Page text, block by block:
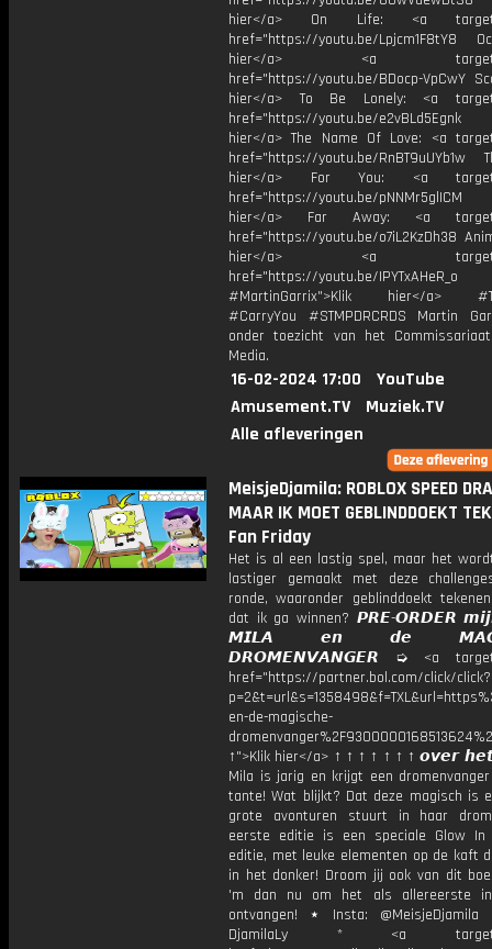
hier</a> On Life: <a
href="https://youtu.be/Lpjcm1F8tY8
hier</a> <a
href="https://youtu.be/BDocp-VpCwY
hier</a> To Be Lonely: <a
href="https://youtu.be/
hier</a> The Name Of Love: <a
href="https://youtu.be/RnBT9uUYb1w
hier</a> For You: <a
href="https://youtu.be/
hier</a> Far Away: <a
href="https://youtu.be/o7iL2KzDh38
hier</a> <a
href="https://youtu.be/IPYTxAHeR_o
#MartinGarrix">Klik hier</a>
#CarryYou #STMPDRCRDS Martin
onder toezicht van het
Media.
16-02-2024 17:00
YouTube
Amusement.TV
Muziek.TV
Alle afleveringen
MeisjeDjamila: ROBLOX SPEED
MAAR IK MOET GEBLINDDOEKT
Fan Friday
Het is al een lastig spel, maar het
lastiger gemaakt met deze
ronde, waaronder geblinddoekt
dat ik ga winnen? 𝙋𝙍𝙀-𝙊𝙍𝘿𝙀𝙍
𝙈𝙄𝙇𝘼 𝙚𝙣 𝙙𝙚
𝘿𝙍𝙊𝙈𝙀𝙉𝙑𝘼𝙉𝙂𝙀𝙍 ➭ <a
href="https://partner.bol.com/click/click?
en-de-magische-
↑">Klik hier</a> ↑ ↑ ↑ ↑ ↑ ↑ ↑ 𝙤𝙫𝙚𝙧
Mila is jarig en krijgt een
tante! Wat blijkt? Dat deze magisch is
grote avonturen stuurt in haar
eerste editie is een speciale Glow In
editie, met leuke elementen op de kaft
in het donker! Droom jij ook van dit
'm dan nu om het als allereerste
ontvangen! ⋆ Insta: @MeisjeDjamila
DjamilaLy * <a